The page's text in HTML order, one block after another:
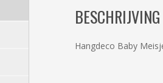
BESCHRIJVING
Hangdeco Baby